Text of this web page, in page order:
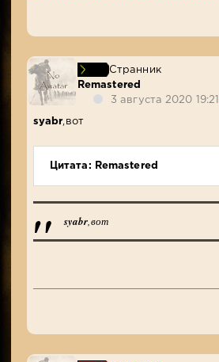
Странник
Remastered
3 августа 2020 19:21
syabr ,вот
Цитата: Remastered
syabr,вот